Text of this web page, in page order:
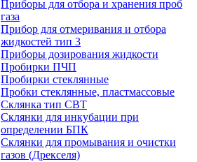
Приборы для отбора и хранения проб
газа
Прибор для отмеривания и отбора
жидкостей тип 3
Приборы дозирования жидкости
Пробирки ПЧП
Пробирки стеклянные
Пробки стеклянные, пластмассовые
Склянка тип СВТ
Склянки для инкубации при
определении БПК
Склянки для промывания и очистки
газов (Дрекселя)